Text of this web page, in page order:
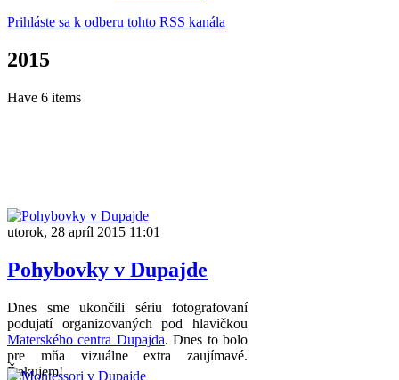
Prihláste sa k odberu tohto RSS kanála
2015
Have 6 items
utorok, 28 apríl 2015 11:01
Pohybovky v Dupajde
Dnes sme ukončili sériu fotografovaní
podujatí organizovaných pod hlavičkou
Materského centra Dupajda. Dnes to bolo
pre mňa vizuálne extra zaujímavé.
Ďakujem!